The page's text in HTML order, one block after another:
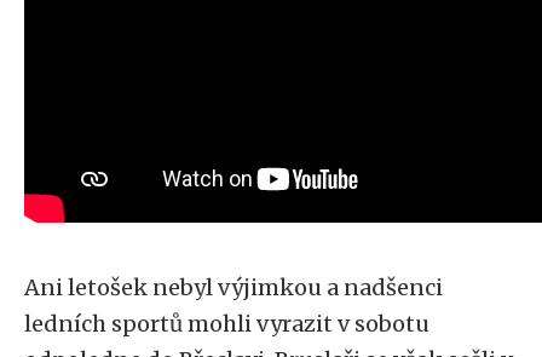
Ani letošek nebyl výjimkou a nadšenci
ledních sportů mohli vyrazit v sobotu